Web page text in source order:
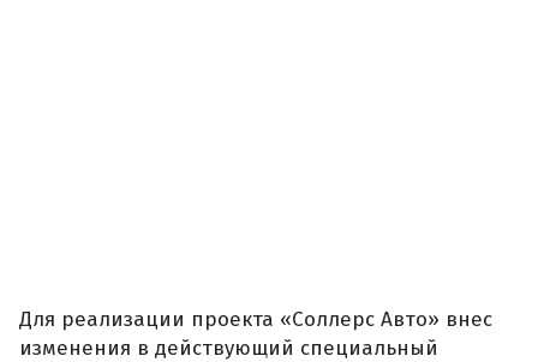
Для реализации проекта «Соллерс Авто» внес
изменения в действующий специальный